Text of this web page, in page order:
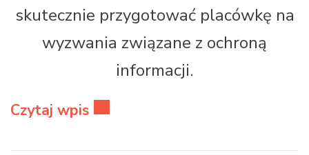
skutecznie przygotować placówkę na
wyzwania związane z ochroną
informacji.
Czytaj wpis